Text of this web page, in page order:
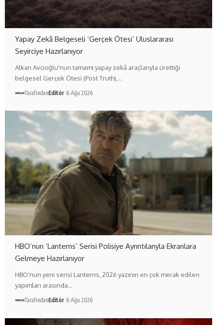
Yapay Zekâ Belgeseli ‘Gerçek Ötesi’ Uluslararası
Seyirciye Hazırlanıyor
Alkan Avcıoğlu'nun tamamı yapay zekâ araçlarıyla ürettiği
belgesel Gerçek Ötesi (Post Truth),…
TarafındanEditör 6 Ağu 2026
HBO’nun ‘Lanterns’ Serisi Polisiye Ayrıntılarıyla Ekranlara
Gelmeye Hazırlanıyor
HBO'nun yeni serisi Lanterns, 2026 yazının en çok merak edilen
yapımları arasında…
TarafındanEditör 6 Ağu 2026